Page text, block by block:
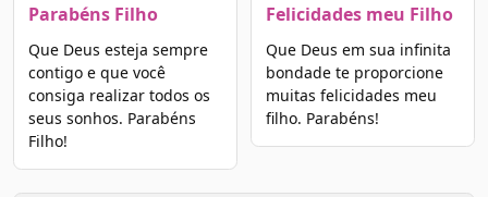
Parabéns Filho
Que Deus esteja sempre
contigo e que você
consiga realizar todos os
seus sonhos. Parabéns
Filho!
Felicidades meu Filho
Que Deus em sua infinita
bondade te proporcione
muitas felicidades meu
filho. Parabéns!